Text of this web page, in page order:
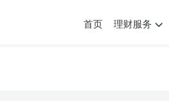
首页 理财服务